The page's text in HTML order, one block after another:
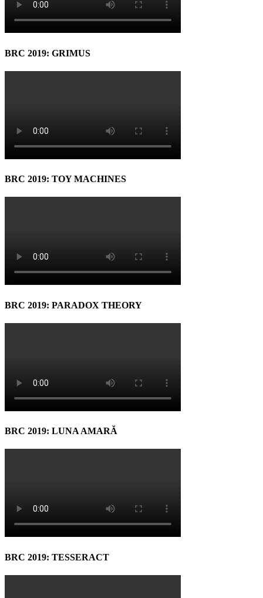
BRC 2019: GRIMUS
BRC 2019: TOY MACHINES
BRC 2019: PARADOX THEORY
BRC 2019: LUNA AMARĂ
BRC 2019: TESSERACT